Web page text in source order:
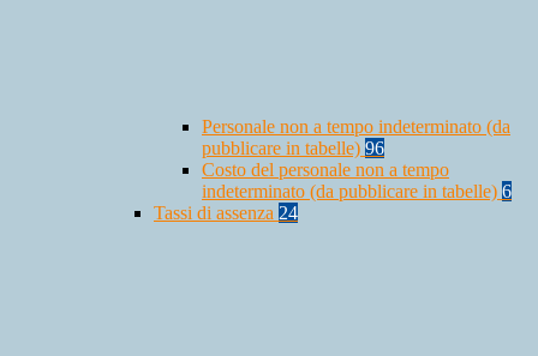
Personale non a tempo indeterminato (da
pubblicare in tabelle) 96
Costo del personale non a tempo
indeterminato (da pubblicare in tabelle) 6
Tassi di assenza 24